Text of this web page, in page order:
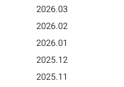
2026.03
2026.02
2026.01
2025.12
2025.11